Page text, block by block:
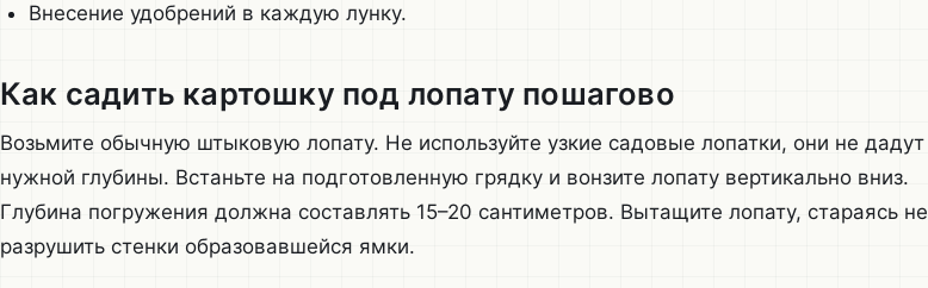
Внесение удобрений в каждую лунку.
Как садить картошку под лопату пошагово
Возьмите обычную штыковую лопату. Не используйте узкие садовые лопатки, они не дадут
нужной глубины. Встаньте на подготовленную грядку и вонзите лопату вертикально вниз.
Глубина погружения должна составлять 15–20 сантиметров. Вытащите лопату, стараясь не
разрушить стенки образовавшейся ямки.